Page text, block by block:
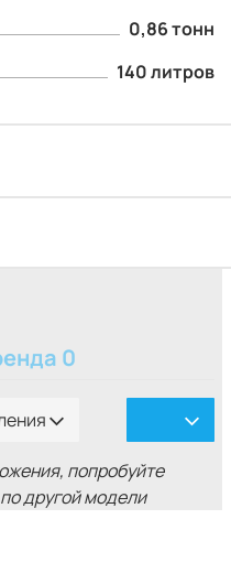
0,86 тонн
140 литров
0
попробуйте
другой модели